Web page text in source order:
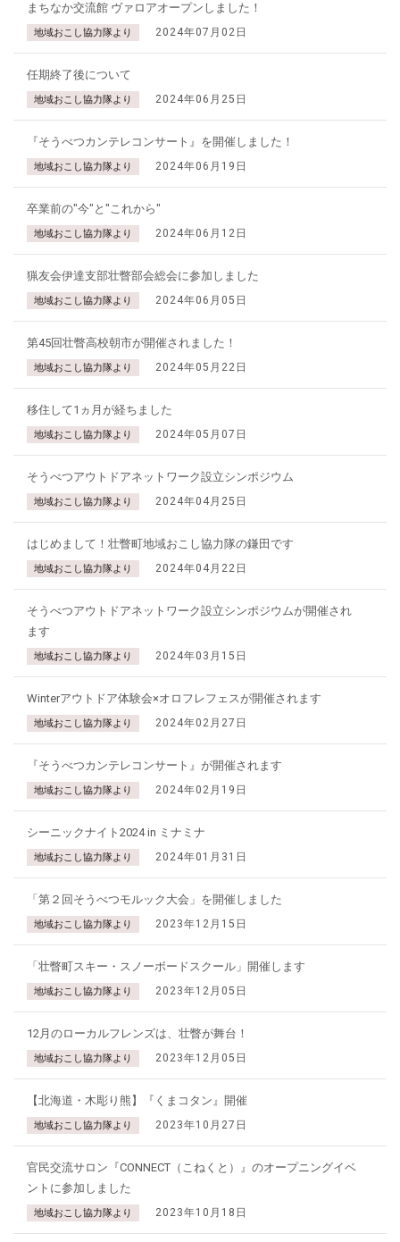
まちなか交流館 ヴァロアオープンしました！
地域おこし協力隊より 2024年07月02日
任期終了後について
地域おこし協力隊より 2024年06月25日
『そうべつカンテレコンサート』を開催しました！
地域おこし協力隊より 2024年06月19日
卒業前の"今"と"これから"
地域おこし協力隊より 2024年06月12日
猟友会伊達支部壮瞥部会総会に参加しました
地域おこし協力隊より 2024年06月05日
第45回壮瞥高校朝市が開催されました！
地域おこし協力隊より 2024年05月22日
移住して1ヵ月が経ちました
地域おこし協力隊より 2024年05月07日
そうべつアウトドアネットワーク設立シンポジウム
地域おこし協力隊より 2024年04月25日
はじめまして！壮瞥町地域おこし協力隊の鎌田です
地域おこし協力隊より 2024年04月22日
そうべつアウトドアネットワーク設立シンポジウムが開催され
ます
地域おこし協力隊より 2024年03月15日
Winterアウトドア体験会×オロフレフェスが開催されます
地域おこし協力隊より 2024年02月27日
『そうべつカンテレコンサート』が開催されます
地域おこし協力隊より 2024年02月19日
シーニックナイト2024 in ミナミナ
地域おこし協力隊より 2024年01月31日
「第２回そうべつモルック大会」を開催しました
地域おこし協力隊より 2023年12月15日
「壮瞥町スキー・スノーボードスクール」開催します
地域おこし協力隊より 2023年12月05日
12月のローカルフレンズは、壮瞥が舞台！
地域おこし協力隊より 2023年12月05日
【北海道・木彫り熊】『くまコタン』開催
地域おこし協力隊より 2023年10月27日
官民交流サロン『CONNECT（こねくと）』のオープニングイベ
ントに参加しました
地域おこし協力隊より 2023年10月18日